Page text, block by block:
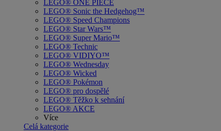
LEGO® ONE PIECE
LEGO® Sonic the Hedgehog™
LEGO® Speed Champions
LEGO® Star Wars™
LEGO® Super Mario™
LEGO® Technic
LEGO® VIDIYO™
LEGO® Wednesday
LEGO® Wicked
LEGO® Pokémon
LEGO® pro dospělé
LEGO® Těžko k sehnání
LEGO® AKCE
Více
Celá kategorie